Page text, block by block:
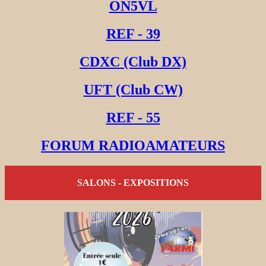
ON5VL
REF - 39
CDXC (Club DX)
UFT (Club CW)
REF - 55
FORUM RADIOAMATEURS
SALONS - EXPOSITIONS